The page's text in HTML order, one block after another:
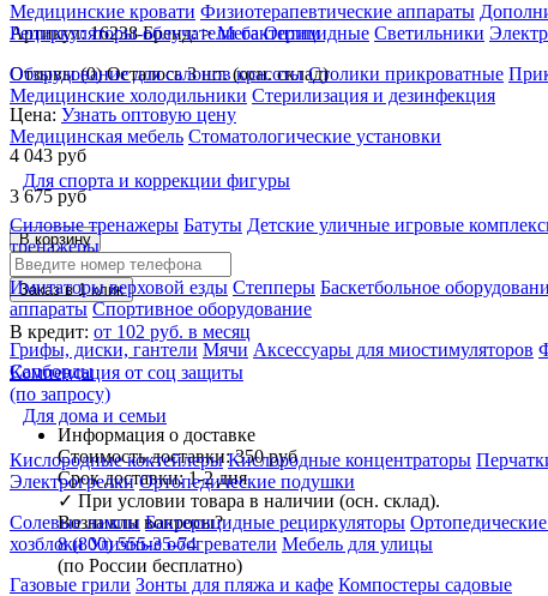
Медицинские кровати Физиотерапевтические аппараты
Рециркуляторы-облучатели бактерицидные Светильники
Оборудование для салонов красоты Столики прикроватные
Медицинские холодильники Стерилизация и дезинфекция
Медицинская мебель Стоматологические установки
Для спорта и коррекции фигуры
Силовые тренажеры Батуты Детские уличные игровые
тренажеры
Имитаторы верховой езды Степперы Баскетбольное
аппараты Спортивное оборудование
Грифы, диски, гантели Мячи Аксессуары для миостимуляторов
Сапборды
Для дома и семьи
Кислородные коктейлеры Кислородные концентраторы
Электрогрелки Ортопедические подушки
Солевые лампы Бактерицидные рециркуляторы
хозблоки Уличные обогреватели Мебель для улицы
Газовые грили Зонты для пляжа и кафе Компостеры садовые
Артикул: 16238 Бренд: >Мега Оптим
Отзывы (0)Осталось 3 шт. (осн. склад)
Цена: Узнать оптовую цену
4 043 руб
3 675руб
В корзину
Заказ в 1 клик
В кредит: от 102 руб. в месяц
Компенсация от соц защиты
(по запросу)
Информация о доставке
Стоимость доставки: 350 руб
Срок доставки: 1-2 дня
✓ При условии товара в наличии (осн. склад).
Возникли вопросы?
8 (800) 555-35-74
(по России бесплатно)